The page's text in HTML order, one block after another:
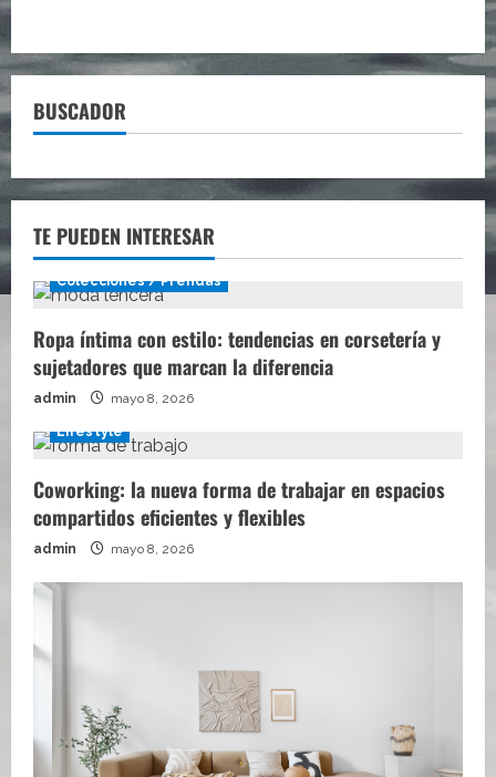
BUSCADOR
TE PUEDEN INTERESAR
Colecciones / Prendas
Ropa íntima con estilo: tendencias en corsetería y
sujetadores que marcan la diferencia
admin mayo 8, 2026
Lifestyle
Coworking: la nueva forma de trabajar en espacios
compartidos eficientes y flexibles
admin mayo 8, 2026